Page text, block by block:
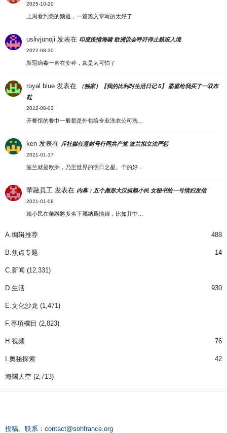
2025-10-20
上周看到您的频道，一篇篇文章写的太好了
uslivjunoji 发表在 印度疫情海啸 欧洲议会呼吁停止航班入境
2022-08-30
新冠病毒一直在变种，真是太可怕了
royal blue 发表在
（独家）【我的比利时生活日记 5】 婆婆给我买了一双布
鞋
2022-08-03
开餐馆的餐巾一般都是外包给专业洗衣公司洗…
ken 发表在 斥社媒任意封号行同共产党 波兰拟立法严惩
2021-01-17
波兰就是欧洲，乃至世界的明日之星。干的好…
華融員工 发表在 内幕：五个彪形大汉抓赖小民 女秘书给一号情妇发信
2021-01-08
賴小民在華融將多名下屬納爲情婦，比如其中…
A.编辑推荐 488
B.焦点专题 14
C.新闻 (12,331)
D.生活 930
E.文化沙龙 (1,471)
F.專項欄目 (2,823)
H.视频 76
I.奧秘探索 42
海闊天空 (2,713)
投稿、联系： contact@sohfrance.org